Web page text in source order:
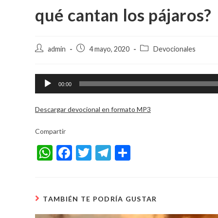
qué cantan los pájaros?
Autor
entrada:
admin
Entrada4 mayo, 2020
Categoría
Devocionales
Reproductor
de
00:00
Descargar devocional en formato MP3
Compartir
W
s
F
b
T
er
T
gr e
TAMBIÉN TE PODRÍA GUSTAR